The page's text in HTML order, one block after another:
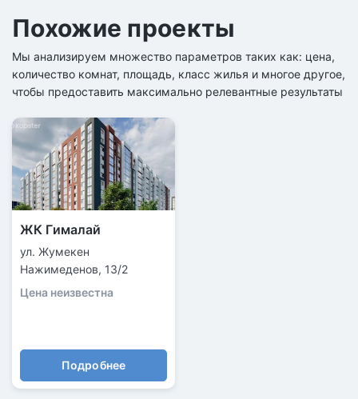
Похожие проекты
Мы анализируем множество параметров таких как: цена,
количество комнат, площадь, класс жилья и многое другое,
чтобы предоставить максимально релевантные результаты
ЖК Гималай
ул. Жумекен
Нажимеденов, 13/2
Цена неизвестна
Подробнее